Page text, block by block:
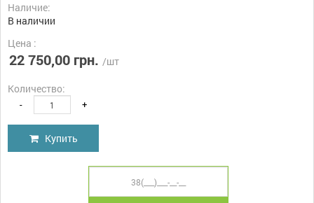
Наличие:
В наличии
Цена :
22 750,00 грн. /шт
Количество:
- +
Купить